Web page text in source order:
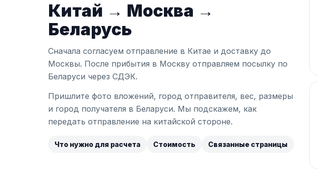
Китай → Москва →
Беларусь
Сначала согласуем отправление в Китае и доставку до
Москвы. После прибытия в Москву отправляем посылку по
Беларуси через СДЭК.
Пришлите фото вложений, город отправителя, вес, размеры
и город получателя в Беларуси. Мы подскажем, как
передать отправление на китайской стороне.
Что нужно для расчета Стоимость Связанные страницы